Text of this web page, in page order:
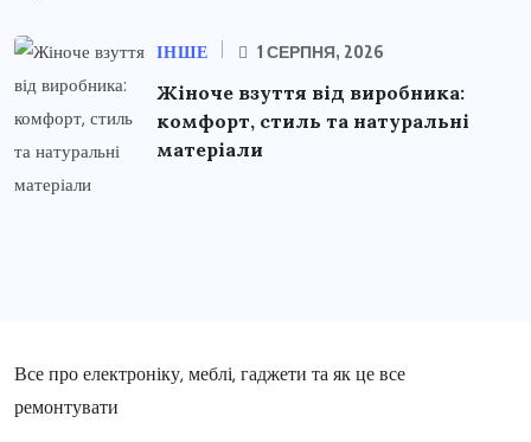
ІНШЕ 1 СЕРПНЯ, 2026
Жіноче взуття від виробника:
комфорт, стиль та натуральні
матеріали
Все про електроніку, меблі, гаджети та як це все
ремонтувати